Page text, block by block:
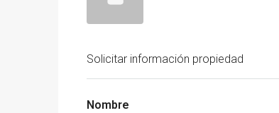
Solicitar información propiedad
Nombre